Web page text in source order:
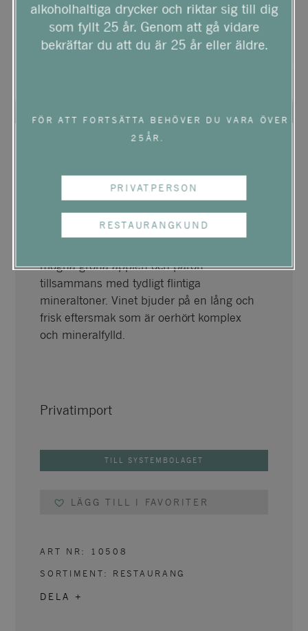
FESSINA IL MUSMECI
ETNA BIANCO
mogna gröna äpplen och päron
tillsammans med tydligt flintiga
mineraltoner. Vinet bjuder på en lång och
frisk eftersmak som är oerhört komplex
och mineralfylld.
Privatimport
TILL SYSTEMBOLAGET
LÄGG TILL I FAVORITER
ART NR: 10508
SORTIMENT: RESTAURANG
DELA +
alkoholhaltiga drycker och riktar sig till dig
som fyllt 25 år. Genom att gå vidare
bekräftar du att du är 25 år eller äldre.
FÖR ATT FORTSÄTTA BEHÖVER DU VARA ÖVER
25ÅR.
PRIVATPERSON
RESTAURANGKUND